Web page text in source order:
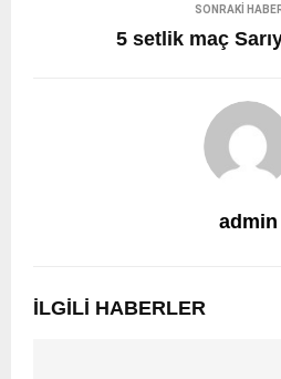
SONRAKI
5 setlik maç
admin
İLGILI HABERLER